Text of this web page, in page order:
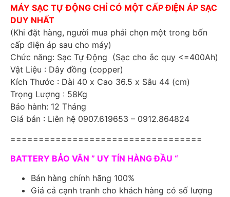
MÁY SẠC TỰ ĐỘNG CHỈ CÓ MỘT CẤP ĐIỆN ÁP SẠC
DUY NHẤT
(Khi đặt hàng, người mua phải chọn một trong bốn
cấp điện áp sau cho máy)
Chức năng: Sạc Tự Động (Sạc cho ắc quy <=400Ah)
Vật Liệu : Dây đồng (copper)
Kích Thước : Dài 40 x Cao 36.5 x Sâu 44 (cm)
Trọng Lượng : 58Kg
Bảo hành: 12 Tháng
Giá bán : Liên hệ 0907.619653 – 0912.864824
==================================
BATTERY BẢO VÂN ” UY TÍN HÀNG ĐẦU “
Bán hàng chính hãng 100%
Giá cả cạnh tranh cho khách hàng có số lượng